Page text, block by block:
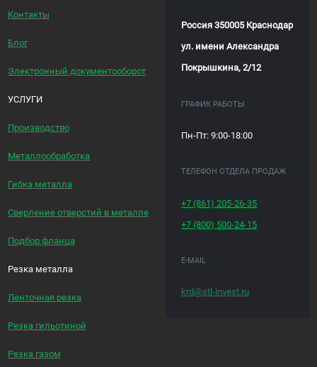
Контакты
Блог
Электронный документооборот
УСЛУГИ
Производство
Металлообработка
Гибка металла
Сверление отверстий в металле
Подбор фланца
Резка металла
Ленточная резка
Резка гильотиной
Резка газом
Россия 350005 Краснодар
ул. имени Александра
Покрышкина, 2/12
ГРАФИК РАБОТЫ
Пн-Пт: 9:00-18:00
ТЕЛЕФОН ОТДЕЛА ПРОДАЖ
+7 (861)205-26-35
+7 (800) 500-24-15
E-MAIL
krd@stl-invest.ru